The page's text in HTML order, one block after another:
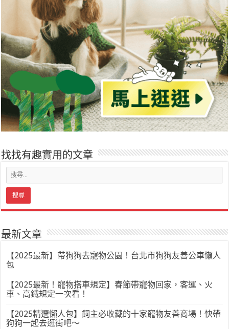
找找有趣實用的文章
最新文章
【2025最新】帶狗狗去寵物公園！台北市狗狗友善公車懶人
包
【2025最新！寵物搭車規定】春節帶寵物回家，客運、火
車、高鐵規定一次看！
【2025精選懶人包】飼主必收藏的十家寵物友善商場！快帶
狗狗一起去逛街吧～